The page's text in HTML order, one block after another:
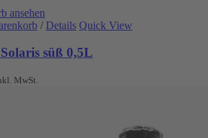
ansehen
/ Details Quick View
süß 0,5L
MwSt.